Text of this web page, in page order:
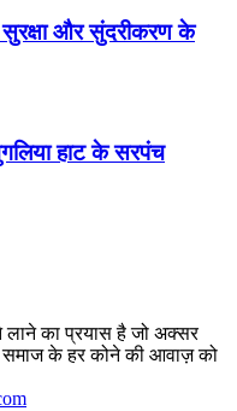
सुरक्षा और सुंदरीकरण के
हाट के सरपंच
लाने का प्रयास है जो अक्सर
समाज के हर कोने की आवाज़ को